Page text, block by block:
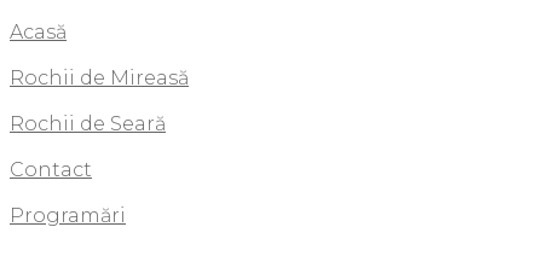
Acasă
Rochii de Mireasă
Rochii de Seară
Contact
Programări